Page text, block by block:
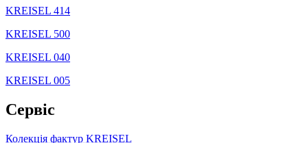
KREISEL 414
KREISEL 500
KREISEL 040
KREISEL 005
Сервіс
Колекція фактур KREISEL